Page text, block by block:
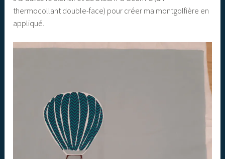
thermocollant double-face) pour créer ma montgolfière en
appliqué.